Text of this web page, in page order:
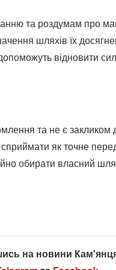
та роздумам про
шляхів їх
відновити
та не є закликом
сприймати як точне
обирати власний
на новини